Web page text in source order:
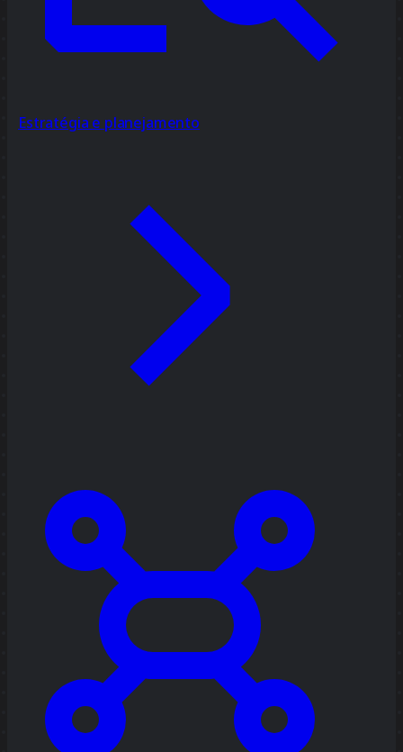
Estratégia e planejamento